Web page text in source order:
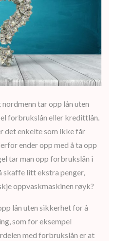
tar opp lån uten
forbrukslån eller kredittlån.
det enkelte som ikke får
ender opp med å ta opp
tar man opp forbrukslån i
skaffe litt ekstra penger,
oppvaskmaskinen røyk?
lån uten sikkerhet for å
som for eksempel
med forbrukslån er at